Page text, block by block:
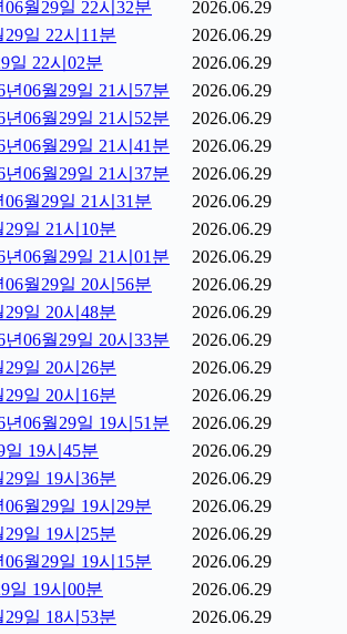
월29일 22시32분
2026.06.29
일 22시11분
2026.06.29
일 22시02분
2026.06.29
06월29일 21시57분
2026.06.29
06월29일 21시52분
2026.06.29
06월29일 21시41분
2026.06.29
06월29일 21시37분
2026.06.29
월29일 21시31분
2026.06.29
일 21시10분
2026.06.29
06월29일 21시01분
2026.06.29
월29일 20시56분
2026.06.29
일 20시48분
2026.06.29
06월29일 20시33분
2026.06.29
일 20시26분
2026.06.29
일 20시16분
2026.06.29
06월29일 19시51분
2026.06.29
19시45분
2026.06.29
일 19시36분
2026.06.29
월29일 19시29분
2026.06.29
일 19시25분
2026.06.29
월29일 19시15분
2026.06.29
일 19시00분
2026.06.29
일 18시53분
2026.06.29